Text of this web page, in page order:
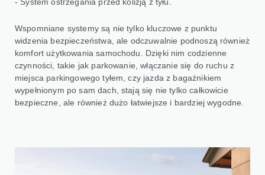
- System ostrzegania przed kolizją z tyłu.
Wspomniane systemy są nie tylko kluczowe z punktu
widzenia bezpieczeństwa, ale odczuwalnie podnoszą również
komfort użytkowania samochodu. Dzięki nim codzienne
czynności, takie jak parkowanie, włączanie się do ruchu z
miejsca parkingowego tyłem, czy jazda z bagażnikiem
wypełnionym po sam dach, stają się nie tylko całkowicie
bezpieczne, ale również dużo łatwiejsze i bardziej wygodne.